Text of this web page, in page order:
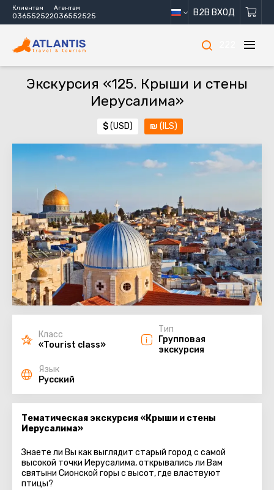
Клиентам
036552522
Агентам
036552525 B2B ВХОД
Экскурсия «125. Крыши и стены
Иерусалима»
$(USD) ₪ (ILS)
Класс
«Tourist class»
Тип
Групповая
экскурсия
Язык
Русский
Тематическая экскурсия «Крыши и стены
Иерусалима»
Знаете ли Вы как выглядит старый город с самой
высокой точки Иерусалима, открывались ли Вам
святыни Сионской горы с высот, где властвуют
птицы?